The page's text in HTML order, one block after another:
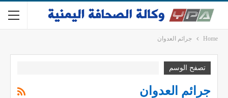
Home جرائم العدوان
تصفح الوسم
جرائم العدوان